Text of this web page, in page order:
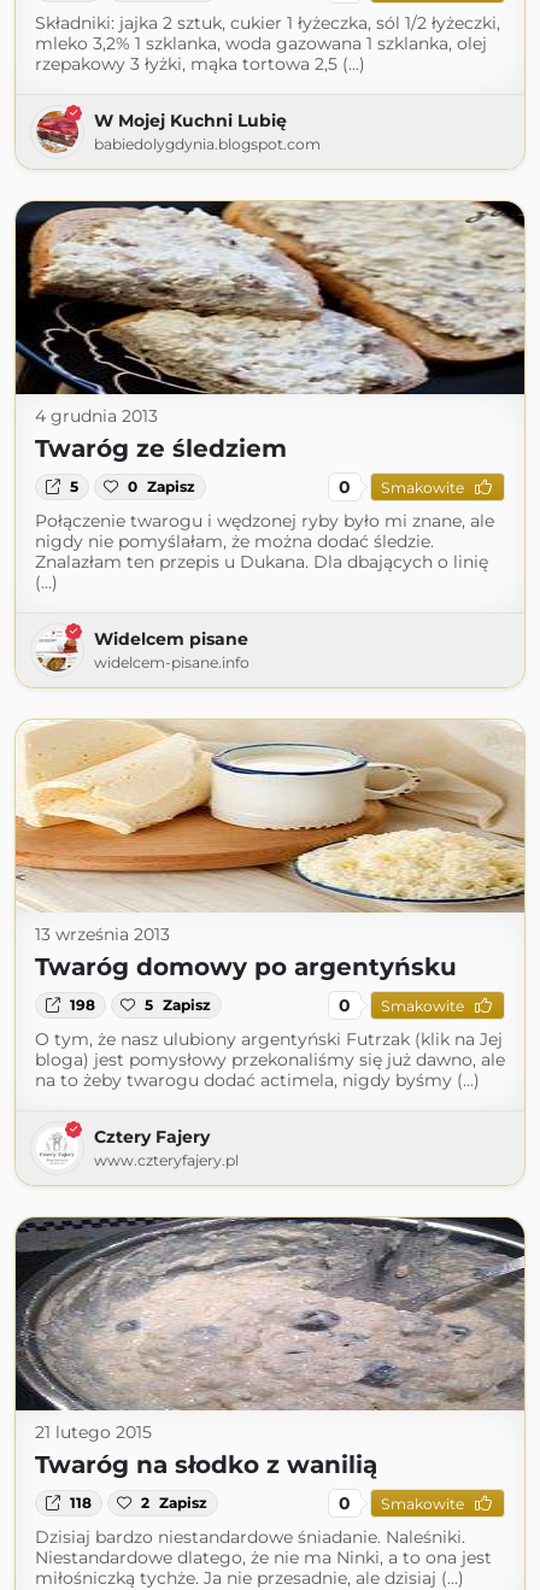
Składniki: jajka 2 sztuk, cukier 1 łyżeczka, sól 1/2 łyżeczki,
mleko 3,2% 1 szklanka, woda gazowana 1 szklanka, olej
rzepakowy 3 łyżki, mąka tortowa 2,5 (...)
W Mojej Kuchni Lubię
babiedolygdynia.blogspot.com
4 grudnia 2013
Twaróg ze śledziem
5 0 Zapisz 0 Smakowite
Połączenie twarogu i wędzonej ryby było mi znane, ale
nigdy nie pomyślałam, że można dodać śledzie.
Znalazłam ten przepis u Dukana. Dla dbających o linię
(...)
Widelcem pisane
widelcem-pisane.info
13 września 2013
Twaróg domowy po argentyńsku
198 5 Zapisz 0 Smakowite
O tym, że nasz ulubiony argentyński Futrzak (klik na Jej
bloga) jest pomysłowy przekonaliśmy się już dawno, ale
na to żeby twarogu dodać actimela, nigdy byśmy (...)
Cztery Fajery
www.czteryfajery.pl
21 lutego 2015
Twaróg na słodko z wanilią
118 2 Zapisz 0 Smakowite
Dzisiaj bardzo niestandardowe śniadanie. Naleśniki.
Niestandardowe dlatego, że nie ma Ninki, a to ona jest
miłośniczką tychże. Ja nie przesadnie, ale dzisiaj (...)